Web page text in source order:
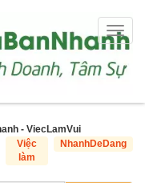
- ViecLamVui
Việc
làm
NhanhDeDang